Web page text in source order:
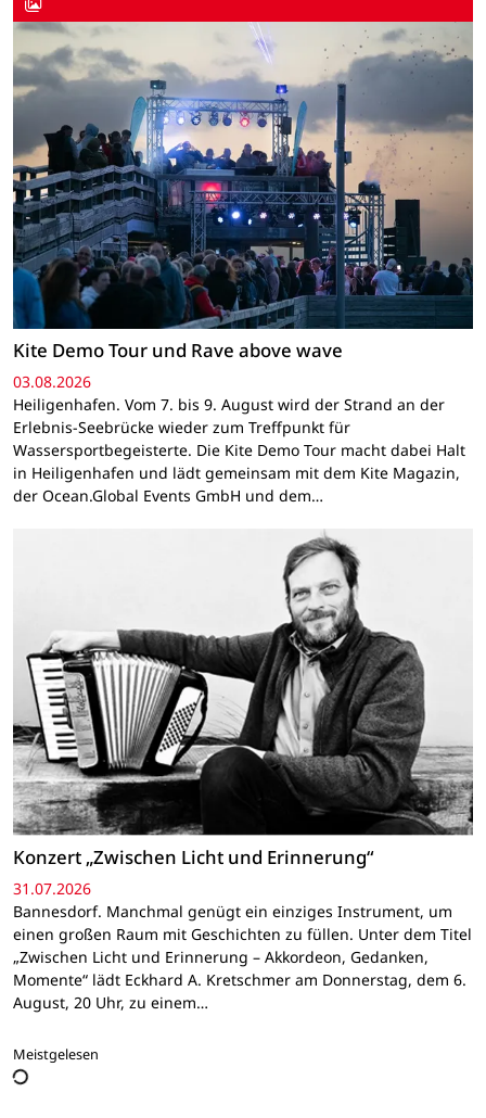
Kite Demo Tour und Rave above wave
03.08.2026
Heiligenhafen. Vom 7. bis 9. August wird der Strand an der
Erlebnis-Seebrücke wieder zum Treffpunkt für
Wassersportbegeisterte. Die Kite Demo Tour macht dabei Halt
in Heiligenhafen und lädt gemeinsam mit dem Kite Magazin,
der Ocean.Global Events GmbH und dem…
Konzert „Zwischen Licht und Erinnerung“
31.07.2026
Bannesdorf. Manchmal genügt ein einziges Instrument, um
einen großen Raum mit Geschichten zu füllen. Unter dem Titel
„Zwischen Licht und Erinnerung – Akkordeon, Gedanken,
Momente“ lädt Eckhard A. Kretschmer am Donnerstag, dem 6.
August, 20 Uhr, zu einem…
Meistgelesen